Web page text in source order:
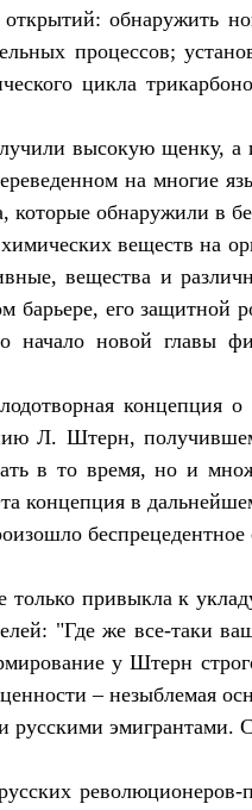
обнаружить
процессов;
цикла
высокую щенку,
на многие
обнаружили в
веществ на
вещества и
барьере, его
начало новой
концепция
Л. Штерн,
в то время, но и
концепция в
привыкла к
"Где же все-
у Штерн
– незыблемая
русскими